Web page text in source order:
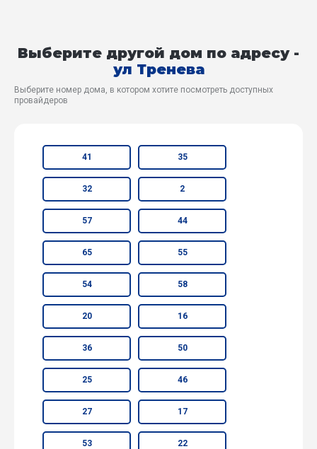
Выберите другой дом по адресу -
ул Тренева
Выберите номер дома, в котором хотите посмотреть доступных
провайдеров
41 35
32 2
57 44
65 55
54 58
20 16
36 50
25 46
27 17
53 22